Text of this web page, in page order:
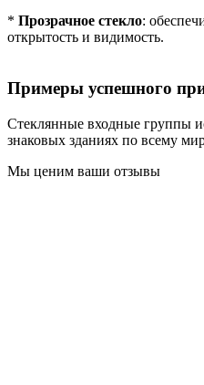
* Прозрачное стекло:
открытость и видимость.
Примеры успешного
Стеклянные входные группы
знаковых зданиях по всему
Мы ценим ваши отзывы